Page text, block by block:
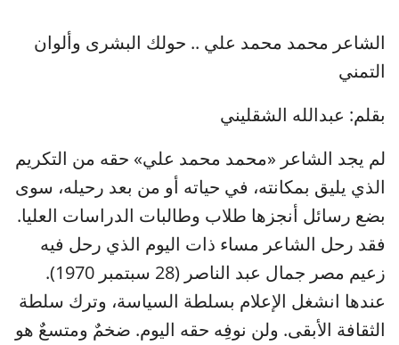
الشاعر محمد محمد علي .. حولك البشرى وألوان
التمني
بقلم: عبدالله الشقليني
لم يجد الشاعر «محمد محمد علي» حقه من التكريم
الذي يليق بمكانته، في حياته أو من بعد رحيله، سوى
بضع رسائل أنجزها طلاب وطالبات الدراسات العليا.
فقد رحل الشاعر مساء ذات اليوم الذي رحل فيه
زعيم مصر جمال عبد الناصر (28 سبتمبر 1970).
عندها انشغل الإعلام بسلطة السياسة، وترك سلطة
الثقافة الأبقى. ولن نوفِه حقه اليوم. ضخمٌ ومتسعٌ هو